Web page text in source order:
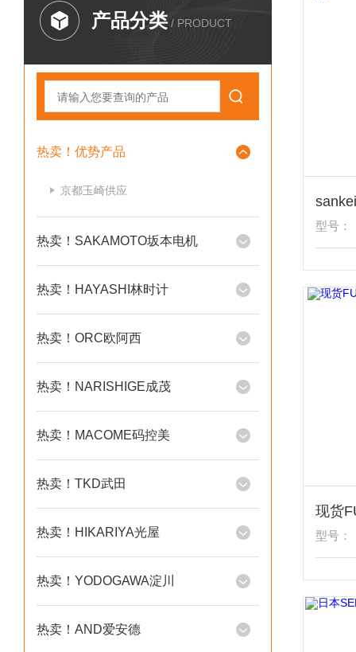
产品分类 / PRODUCT
热卖！优势产品
京都玉崎供应
热卖！SAKAMOTO坂本电机
热卖！HAYASHI林时计
热卖！ORC欧阿西
热卖！NARISHIGE成茂
热卖！MACOME码控美
热卖！TKD武田
热卖！HIKARIYA光屋
热卖！YODOGAWA淀川
热卖！AND爱安德
型号：
型号：